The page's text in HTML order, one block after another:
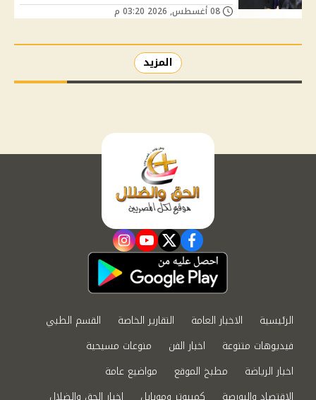
المزيد
facebook
twitter
youtube
instagram
الرئيسية الاخبار العامة التقارير الخاصة
القسم الطبي
فيديوهات متنوعة
اخبار الفن
منوعات مسيحية
اخبار الرياضة
مطبخ الموقع
مواضيع عامة